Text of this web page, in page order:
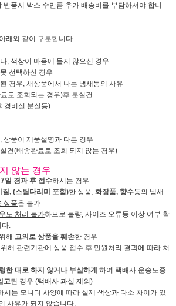
반품시 박스 수만큼 추가 배송비를 부담하셔야 합니
래와 같이 구분합니다.
상이 마음에 들지 않으신 경우
택하신 경우
우, 새상품에서 나는 냄새등의 사유
조회되는 경우)후 분실건
비실 분실등)
이 제품설명과 다른 경우
(배송완료로 조회 되지 않는 경우)
않는 경우
7일 경과 후 접수하시는 경우
질, (스팀다리미 포함)한 상품, 화장품, 향수등의 냄새
상품은 불가
도 처리 불가하므로 불량, 사이즈 오류등 이상 여부 확
.
해 고의로 상품을 훼손한 경우
해 관련기관에 상품 접수 후 민원처리 결과에 따라 처
한 대로 하지 않거나 부실하게 하여 택배사 운송도중
고된 경우 (택배사 과실 제외)
는 모니터 사양에 따라 실제 색상과 다소 차이가 있
사유가 되지 않습니다.